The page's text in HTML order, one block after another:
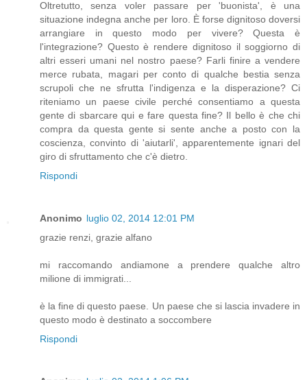
Oltretutto, senza voler passare per 'buonista', è una
situazione indegna anche per loro. È forse dignitoso doversi
arrangiare in questo modo per vivere? Questa è
l'integrazione? Questo è rendere dignitoso il soggiorno di
altri esseri umani nel nostro paese? Farli finire a vendere
merce rubata, magari per conto di qualche bestia senza
scrupoli che ne sfrutta l'indigenza e la disperazione? Ci
riteniamo un paese civile perché consentiamo a questa
gente di sbarcare qui e fare questa fine? Il bello è che chi
compra da questa gente si sente anche a posto con la
coscienza, convinto di 'aiutarli', apparentemente ignari del
giro di sfruttamento che c'è dietro.
Rispondi
Anonimo luglio 02, 2014 12:01 PM
grazie renzi, grazie alfano
mi raccomando andiamone a prendere qualche altro
milione di immigrati...
è la fine di questo paese. Un paese che si lascia invadere in
questo modo è destinato a soccombere
Rispondi